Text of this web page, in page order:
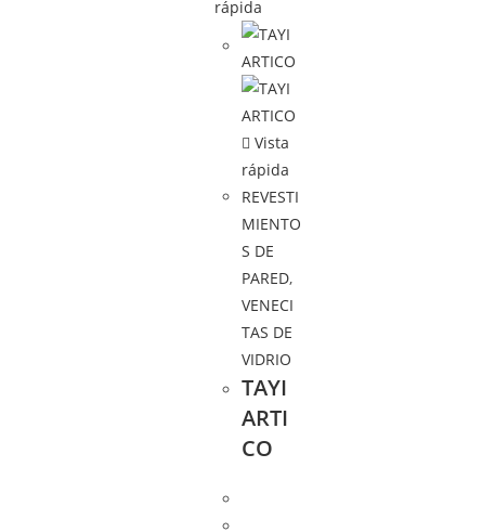
rápida
Vista
rápida
REVESTI
MIENTO
S DE
PARED,
VENECI
TAS DE
VIDRIO
TAYI
ARTI
CO